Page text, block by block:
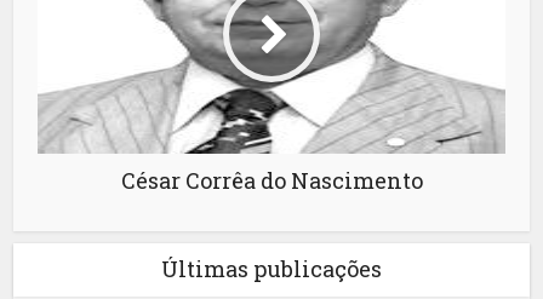
César Corrêa do Nascimento
Últimas publicações